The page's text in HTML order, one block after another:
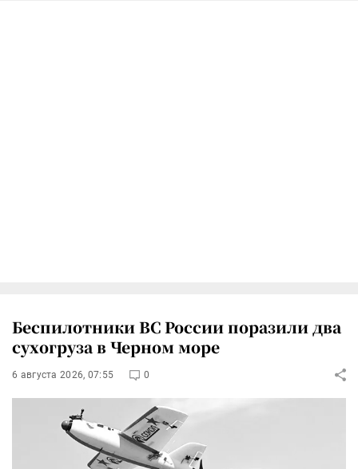
Беспилотники ВС России поразили два
сухогруза в Черном море
6 августа 2026, 07:55 0